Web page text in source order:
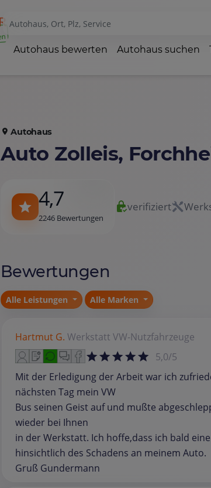
Autohaus bewerten Autohaus suchen
Autohaus
Auto Zolleis,
4,7
2246 Bewertungen
verifiziert
Bewertungen
Alle Leistungen Alle Marken
Hartmut G. Werkstatt VW-Nutzfahrzeuge
5,0/5
Mit der Erledigung der Arbeit war ich
nächsten Tag mein VW
Bus seinen Geist auf und mußte
wieder bei Ihnen
in der Werkstatt. Ich hoffe,dass ich bald
hinsichtlich des Schadens an meinem Auto.
Gruß Gundermann